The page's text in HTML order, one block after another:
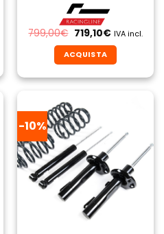
799,00€ Il
prezzo
originale
era:
799,00€.
719,10€Il
attuale
è:
719,10€.
IVA incl.
ACQUISTA
-10%